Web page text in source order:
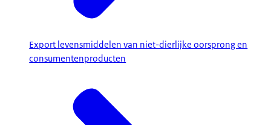
Export levensmiddelen van niet-dierlijke oorsprong en
consumentenproducten